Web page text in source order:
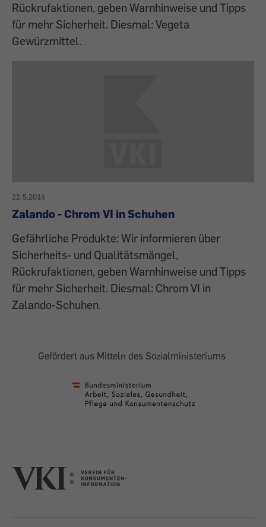
Rückrufaktionen, geben Warnhinweise und Tipps
für mehr Sicherheit. Diesmal: Vegeta
Gewürzmittel.
22.5.2014
Zalando - Chrom VI in Schuhen
Gefährliche Produkte: Wir informieren über
Sicherheits- und Qualitätsmängel,
Rückrufaktionen, geben Warnhinweise und Tipps
für mehr Sicherheit. Diesmal: Chrom VI in
Zalando-Schuhen.
Gefördert aus Mitteln des Sozialministeriums